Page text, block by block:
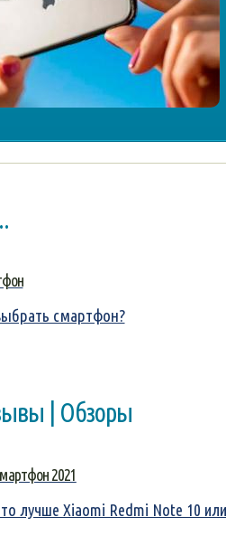
смартфон?
| Обзоры
2021
лучше Xiaomi Redmi Note 10